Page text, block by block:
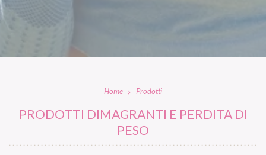
Home Prodotti
PRODOTTI DIMAGRANTI E PERDITA DI
PESO